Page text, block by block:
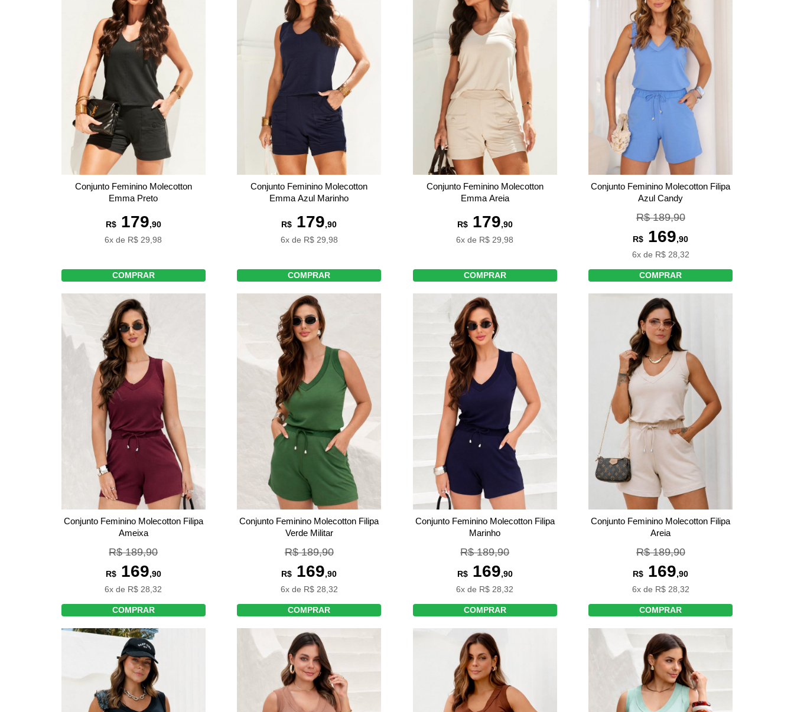
Conjunto Feminino Molecotton
Emma Preto
R$179,90
6x de R$ 29,98
COMPRAR
Conjunto Feminino Molecotton
Emma Azul Marinho
R$ 179,90
6x de R$ 29,98
COMPRAR
Conjunto Feminino Molecotton
Emma Areia
R$179,90
6x de R$ 29,98
COMPRAR
Conjunto Feminino Molecotton Filipa
Azul Candy
R$ 189,90
R$ 169,90
6x de R$ 28,32
COMPRAR
Conjunto Feminino Molecotton Filipa
Ameixa
R$ 189,90
R$169,90
6x de R$ 28,32
COMPRAR
Conjunto Feminino Molecotton Filipa
Verde Militar
R$ 189,90
R$ 169,90
6x de R$ 28,32
COMPRAR
Conjunto Feminino Molecotton Filipa
Marinho
R$ 189,90
R$169,90
6x de R$ 28,32
COMPRAR
Conjunto Feminino Molecotton Filipa
Areia
R$ 189,90
R$ 169,90
6x de R$ 28,32
COMPRAR